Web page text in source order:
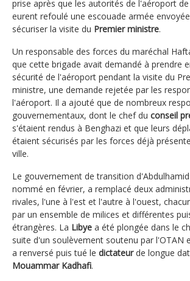
prise après que les autorités de l'aéroport
eurent refoulé une escouade armée
sécuriser la visite du Premier ministre.
Un responsable des forces du maréchal
que cette brigade avait demandé à prendre
sécurité de l'aéroport pendant la visite du
ministre, une demande rejetée par les
l'aéroport. Il a ajouté que de nombreux
gouvernementaux, dont le chef du conseil
s'étaient rendus à Benghazi et que leurs
étaient sécurisés par les forces déjà
ville.
Le gouvernement de transition
nommé en février, a remplacé deux
rivales, l'une à l'est et l'autre à l'ouest,
par un ensemble de milices et différentes
étrangères. La Libye a été plongée dans le
suite d'un soulèvement soutenu par l'OTAN
a renversé puis tué le dictateurde longue
Mouammar Kadhafi.